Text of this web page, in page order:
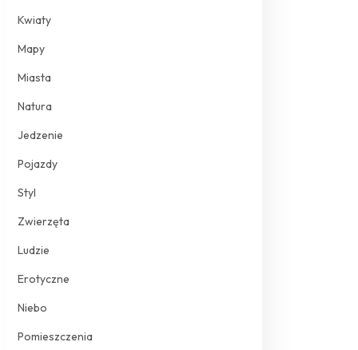
Kwiaty
Mapy
Miasta
Natura
Jedzenie
Pojazdy
Styl
Zwierzęta
Ludzie
Erotyczne
Niebo
Pomieszczenia